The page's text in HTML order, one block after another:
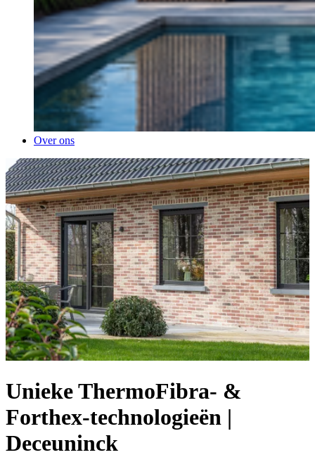
Over ons
Unieke ThermoFibra- &
Forthex-technologieën |
Deceuninck